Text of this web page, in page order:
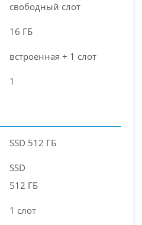
свободный слот
16 ГБ
встроенная + 1 слот
1
SSD 512 ГБ
SSD
512 ГБ
1 слот